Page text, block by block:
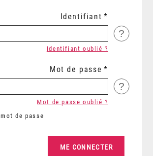
Identifiant
?
Identifiant oublié ?
Mot de passe
?
mot de passe
Mot de passe oublié ?